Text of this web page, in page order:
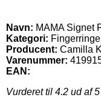
Navn: MAMA Signet
Kategori: Fingerringe
Producent: Camilla
Varenummer:
EAN:
Vurderet til 4.2 ud af